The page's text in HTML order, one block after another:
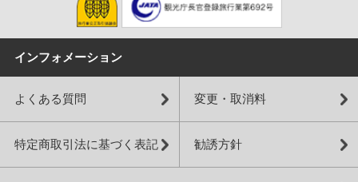
インフォメーション
よくある質問 変更・取消料
特定商取引法に基づく表記 勧誘方針